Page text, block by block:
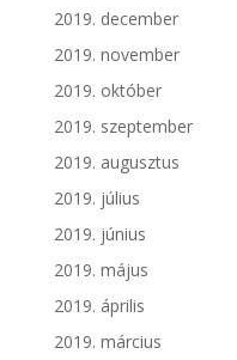
2019. december
2019. november
2019. október
2019. szeptember
2019. augusztus
2019. július
2019. június
2019. május
2019. április
2019. március